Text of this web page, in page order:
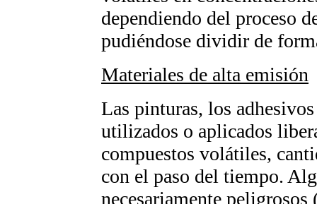
dependiendo del proceso
pudiéndose dividir de
Materiales de alta emisión
Las pinturas, los
utilizados o aplicados
compuestos volátiles,
con el paso del tiempo.
necesariamente peligrosos